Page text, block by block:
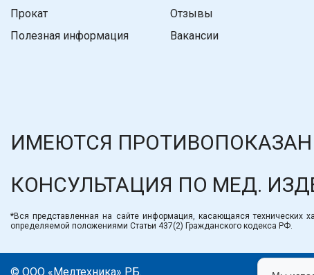
Прокат
Полезная информация
Отзывы
Вакансии
ИМЕЮТСЯ
КОНСУЛЬТАЦИЯ ПО МЕД.
*Вся представленная на сайте информация, касающаяся технических
определяемой положениями Статьи 437(2) Гражданского кодекса РФ.
© ООО «Медтехника» РБ.